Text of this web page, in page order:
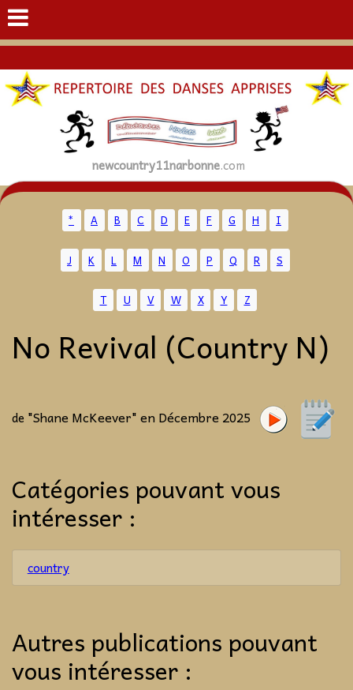
newcountry11narbonne.com
* A B C D E F G H I
J K L M N O P Q R S
T U V W X Y Z
No Revival (Country N)
de "Shane McKeever" en Décembre 2025
Catégories pouvant vous
intéresser :
country
Autres publications pouvant
vous intéresser :